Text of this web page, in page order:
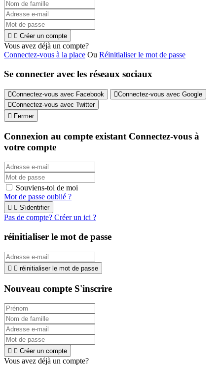
  Créer un compte
Vous avez déjà un compte?
Connectez-vous à la place Ou Réinitialiser le mot de passe
Se connecter avec les réseaux sociaux
Connectez-vous avec Facebook
Connectez-vous avec Google
Connectez-vous avec Twitter
 Fermer
Connexion au compte existant Connectez-vous à
votre compte
Souviens-toi de moi
Mot de passe oublié ?
  S'identifier
Pas de compte? Créer un ici ?
réinitialiser le mot de passe
  réinitialiser le mot de passe
Nouveau compte S'inscrire
  Créer un compte
Vous avez déjà un compte?